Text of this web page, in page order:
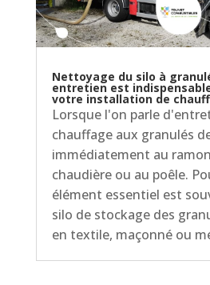
Nettoyage du silo à
entretien est
votre installation de
Lorsque l'on parle
chauffage aux granulés
immédiatement au
chaudière ou au poêle.
élément essentiel est
silo de stockage des
en textile, maçonné ou